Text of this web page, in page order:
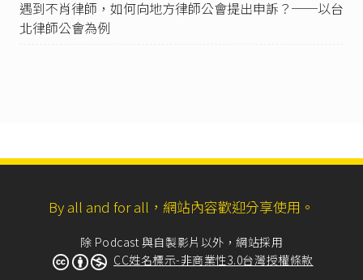
事件。
II 前項第一款事件，律師經利益受影響之當事人全
期間前通知委任人，並採取必要措施防止當事人
律師法第73條第1款。
誇大不實、不正當之方法推展業務。」
律師法第73條第1款。
遇到不肖律師，如何向地方律師公會提出申訴？──以台
北律師公會為例
By all and for all，網站內容歡迎分享使用。
除 Podcast 與自製影片以外，網站採用
CC姓名標示-非商業性3.0台灣授權條款